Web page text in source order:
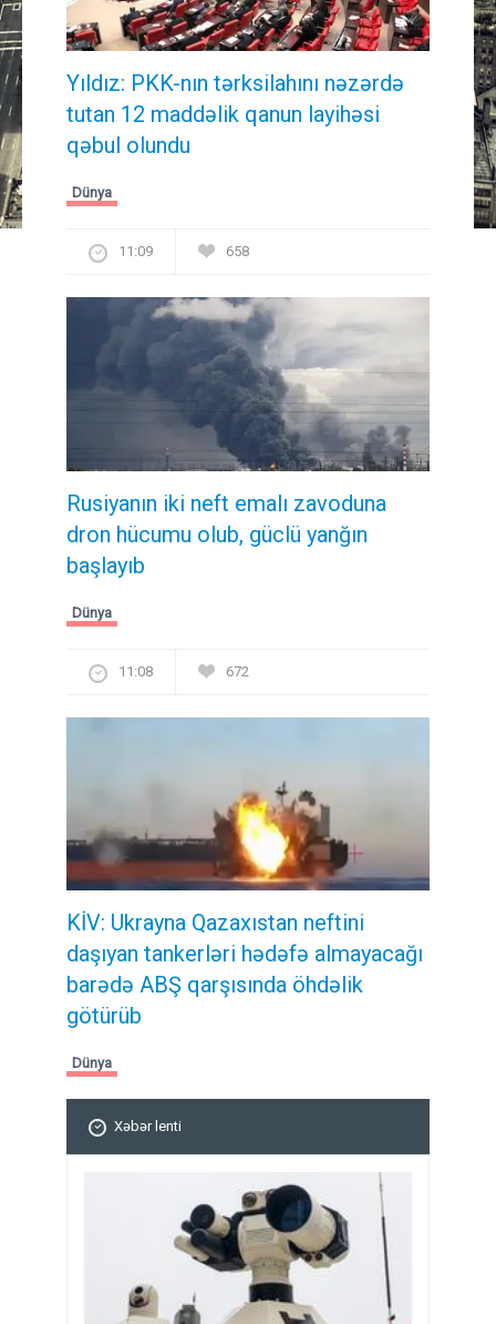
Yıldız: PKK-nın tərksilahını nəzərdə
tutan 12 maddəlik qanun layihəsi
qəbul olundu ​​​​​​​
Dünya
11:09 658
Rusiyanın iki neft emalı zavoduna
dron hücumu olub, güclü yanğın
başlayıb
Dünya
11:08 672
KİV: Ukrayna Qazaxıstan neftini
daşıyan tankerləri hədəfə almayacağı
barədə ABŞ qarşısında öhdəlik
götürüb
Dünya
Xəbər lenti